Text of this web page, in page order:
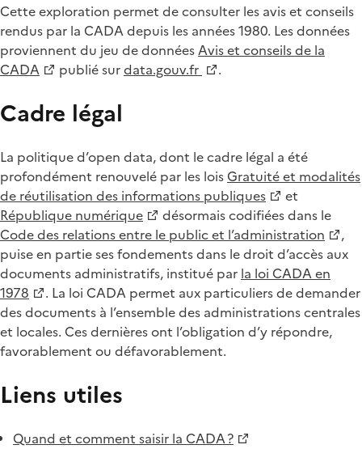
Cette exploration permet de consulter les avis et conseils
rendus par la CADA depuis les années 1980. Les données
proviennent du jeu de donnéesAvis et conseils de la
CADA
publié surdata.gouv.fr .
Cadre légal
La politique d’open data, dont le cadre légal a été
profondément renouvelé par les loisGratuité et modalités
de réutilisation des informations publiques
et
République numérique
désormais codifiées dans le
Code des relations entre le public et l’administration
,
puise en partie ses fondements dans le droit d’accès aux
documents administratifs, institué par la loi CADA en
1978
. La loi CADA permet aux particuliers de demander
des documents à l’ensemble des administrations centrales
et locales. Ces dernières ont l’obligation d’y répondre,
favorablement ou défavorablement.
Liens utiles
Quand et comment saisir la CADA ?